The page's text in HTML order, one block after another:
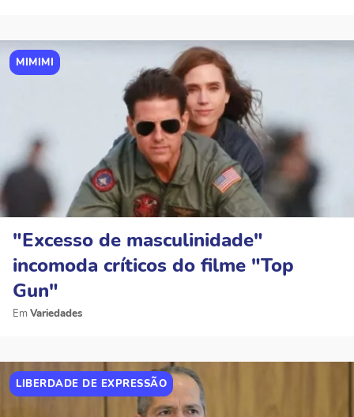
MIMIMI
"Excesso de masculinidade"
incomoda críticos do filme "Top
Gun"
Variedades
LIBERDADE DE EXPRESSÃO